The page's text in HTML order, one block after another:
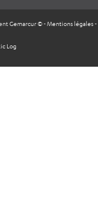
Gemarcur ©-Mentions légales-
Log